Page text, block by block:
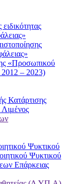
«Προσωπικού
2012 – 2023)
Κατάρτισης
Ψυκτικού
Ψυκτικού
Επάρκειας